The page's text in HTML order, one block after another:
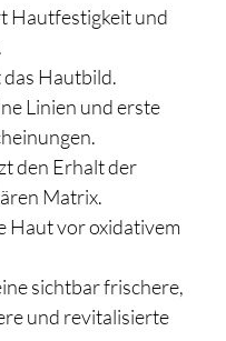
Hautfestigkeit und
Hautbild.
Linien und erste
den Erhalt der
Matrix.
Haut vor oxidativem
sichtbar frischere,
und revitalisierte